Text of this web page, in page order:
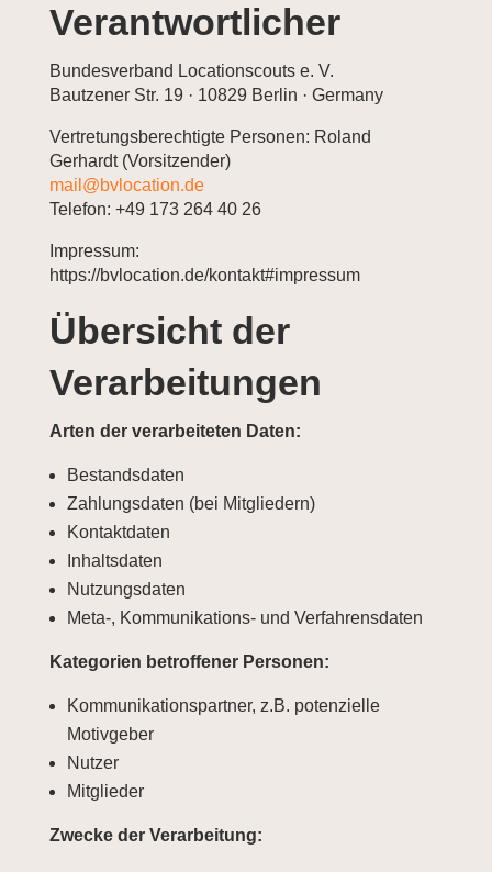
Verantwortlicher
Bundesverband Locationscouts e. V.
Bautzener Str. 19 · 10829 Berlin · Germany
Vertretungsberechtigte Personen: Roland
Gerhardt (Vorsitzender)
mail@bvlocation.de
Telefon: +49 173 264 40 26
Impressum:
https://bvlocation.de/kontakt#impressum
Übersicht der
Verarbeitungen
Arten der verarbeiteten Daten:
Bestandsdaten
Zahlungsdaten (bei Mitgliedern)
Kontaktdaten
Inhaltsdaten
Nutzungsdaten
Meta-, Kommunikations- und Verfahrensdaten
Kategorien betroffener Personen:
Kommunikationspartner, z.B. potenzielle
Motivgeber
Nutzer
Mitglieder
Zwecke der Verarbeitung: